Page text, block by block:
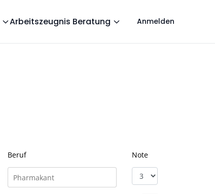
Arbeitszeugnis Beratung Anmelden
Beruf Note